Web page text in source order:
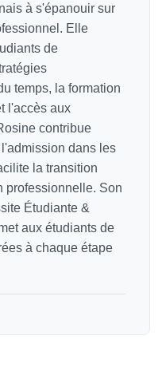
à s'épanouir sur
Elle
de
temps, la formation
l'accès aux
contribue
dans les
la transition
professionnelle. Son
Étudiante &
aux étudiants de
à chaque étape